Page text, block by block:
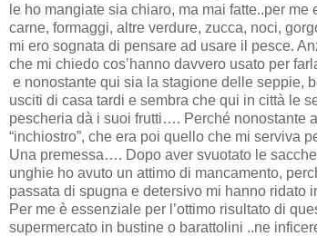
le ho mangiate sia chiaro, ma mai fatte..per
carne, formaggi, altre verdure, zucca, noci,
mi ero sognata di pensare ad usare il pesce.
che mi chiedo cos’hanno davvero usato per
e nonostante qui sia la stagione delle seppie,
usciti di casa tardi e sembra che qui in città le
pescheria dà i suoi frutti…. Perché nonostante
“inchiostro”, che era poi quello che mi serviva
Una premessa…. Dopo aver svuotato le
unghie ho avuto un attimo di mancamento,
passata di spugna e detersivo mi hanno ridato
Per me è essenziale per l’ottimo risultato di
supermercato in bustine o barattolini ..ne